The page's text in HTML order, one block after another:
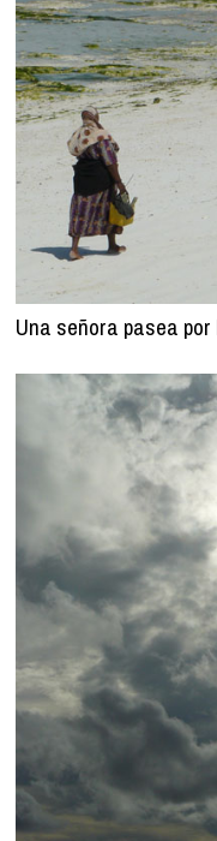
Una señora pasea